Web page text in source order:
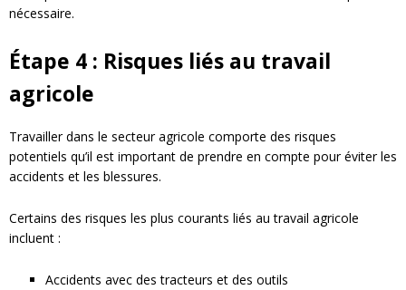
nécessaire.
Étape 4 : Risques liés au travail
agricole
Travailler dans le secteur agricole comporte des risques
potentiels qu’il est important de prendre en compte pour éviter les
accidents et les blessures.
Certains des risques les plus courants liés au travail agricole
incluent :
Accidents avec des tracteurs et des outils